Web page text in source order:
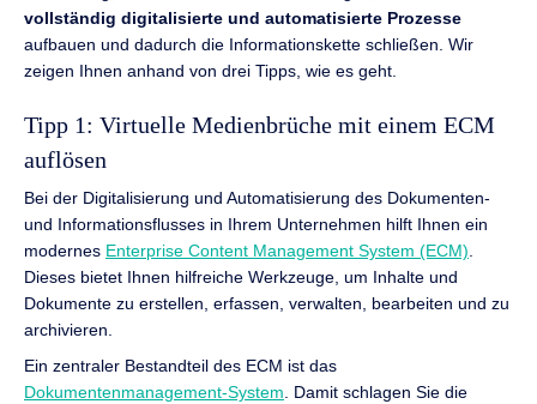
vollständig digitalisierte und automatisierte Prozesse
aufbauen und dadurch die Informationskette schließen. Wir
zeigen Ihnen anhand von drei Tipps, wie es geht.
Tipp 1: Virtuelle Medienbrüche mit einem ECM
auflösen
Bei der Digitalisierung und Automatisierung des Dokumenten-
und Informationsflusses in Ihrem Unternehmen hilft Ihnen ein
modernes Enterprise Content Management System (ECM)
Dieses bietet Ihnen hilfreiche Werkzeuge, um Inhalte und
Dokumente zu erstellen, erfassen, verwalten, bearbeiten und zu
archivieren.
Ein zentraler Bestandteil des ECM ist das
Dokumentenmanagement-System. Damit schlagen Sie die